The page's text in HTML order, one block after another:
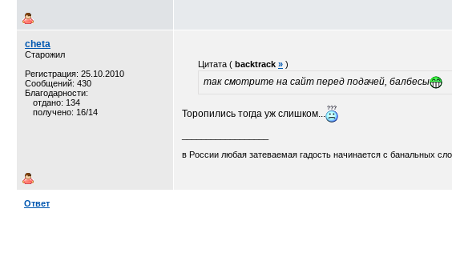
cheta
Старожил
Регистрация: 25.10.2010
Сообщений: 430
Благодарности:
отдано: 134
получено: 16/14
Цитата ( backtrack » )
так смотрите на сайт перед подачей, балбесы
Торопились тогда уж слишком...
в России любая затеваемая гадость начинается с банальных
Ответ